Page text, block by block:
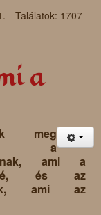
Találatok: 1707
a
meg
a
ami a
és az
ami az